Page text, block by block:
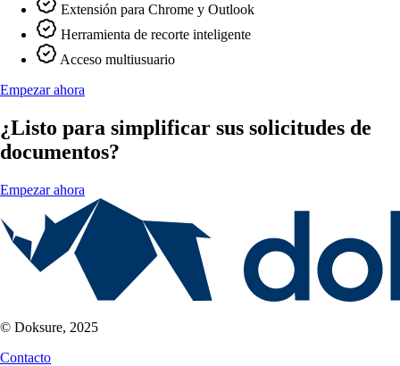
Extensión para Chrome y Outlook
Herramienta de recorte inteligente
Acceso multiusuario
Empezar ahora
¿Listo para simplificar sus solicitudes de
documentos?
Empezar ahora
© Doksure, 2025
Contacto